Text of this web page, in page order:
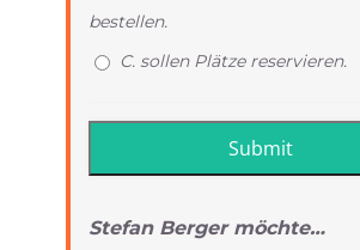
bestellen.
C. sollen Plätze reservieren.
Stefan Berger möchte…